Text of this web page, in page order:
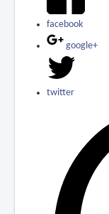
facebook
google+
twitter